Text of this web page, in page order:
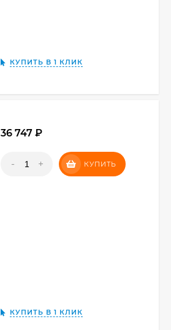
КУПИТЬ В 1 КЛИК
36 747
- + КУПИТЬ
КУПИТЬ В 1 КЛИК